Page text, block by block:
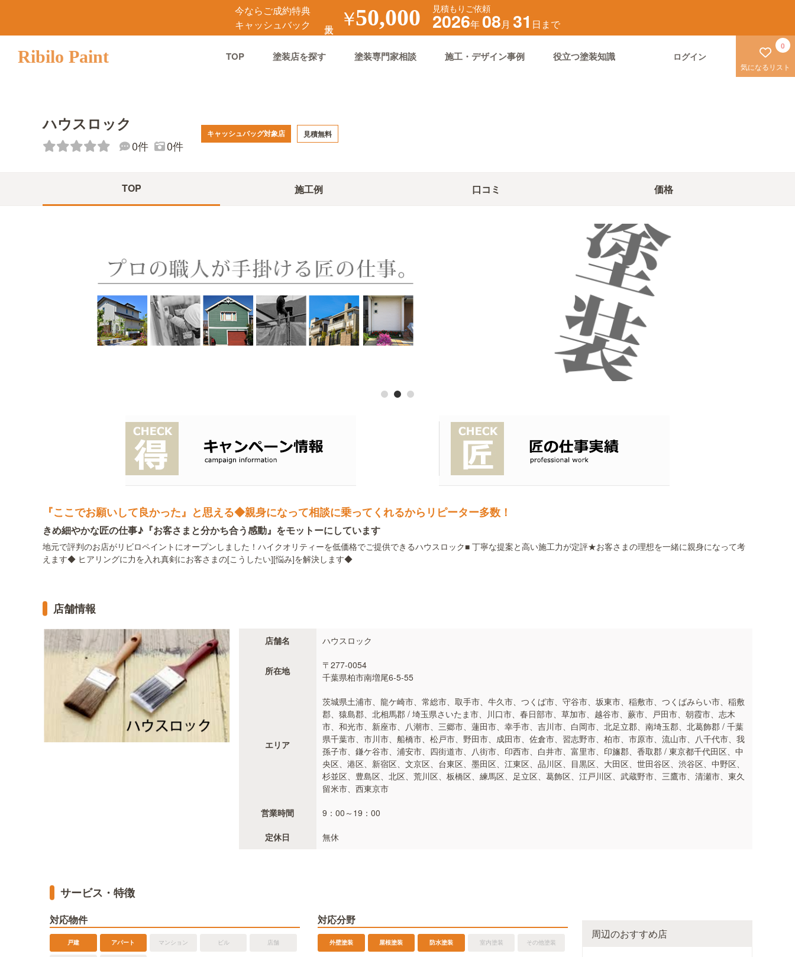
今ならご成約特典
キャッシュバック
￥50,000 見積もりご依頼
2026年08月 31 日まで
Ribilo Paint TOP 塗装店を探す 塗装専門家相談 施工・デザイン事例 役立つ塗装知識 ログイン
気になるリスト
0
ハウスロック
0件 0件
キャッシュバッグ対象店 見積無料
TOP 施工例 口コミ 価格
『ここでお願いして良かった』と思える◆親身になって相談に乗ってくれるからリピーター多数！
きめ細やかな匠の仕事♪『お客さまと分かち合う感動』をモットーにしています
地元で評判のお店がリビロペイントにオープンしました！ハイクオリティーを低価格でご提供できるハウスロック■ 丁寧な提案と高い施工力が定評★お客さまの理想を一緒に親身になって考
えます◆ ヒアリングに力を入れ真剣にお客さまの[こうしたい][悩み]を解決します◆
店舗情報
店舗名 ハウスロック
所在地
〒277-0054
千葉県柏市南増尾6-5-55
エリア
茨城県土浦市、龍ケ崎市、常総市、取手市、牛久市、つくば市、守谷市、坂東市、稲敷市、つくばみらい市、稲敷
郡、猿島郡、北相馬郡 / 埼玉県さいたま市、川口市、春日部市、草加市、越谷市、蕨市、戸田市、朝霞市、志木
市、和光市、新座市、八潮市、三郷市、蓮田市、幸手市、吉川市、白岡市、北足立郡、南埼玉郡、北葛飾郡 / 千葉
県千葉市、市川市、船橋市、松戸市、野田市、成田市、佐倉市、習志野市、柏市、市原市、流山市、八千代市、我
孫子市、鎌ケ谷市、浦安市、四街道市、八街市、印西市、白井市、富里市、印旛郡、香取郡 / 東京都千代田区、中
央区、港区、新宿区、文京区、台東区、墨田区、江東区、品川区、目黒区、大田区、世田谷区、渋谷区、中野区、
杉並区、豊島区、北区、荒川区、板橋区、練馬区、足立区、葛飾区、江戸川区、武蔵野市、三鷹市、清瀬市、東久
留米市、西東京市
営業時間 9：00～19：00
定休日 無休
サービス・特徴
対応物件
戸建 アパート マンション ビル 店舗
対応分野
外壁塗装 屋根塗装 防水塗装 室内塗装 その他塗装
周辺のおすすめ店